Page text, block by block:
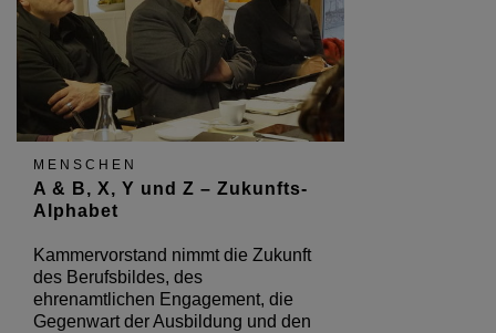
MENSCHEN
A & B, X, Y und Z – Zukunfts-
Alphabet
Kammervorstand nimmt die Zukunft
des Berufsbildes, des
ehrenamtlichen Engagement, die
Gegenwart der Ausbildung und den